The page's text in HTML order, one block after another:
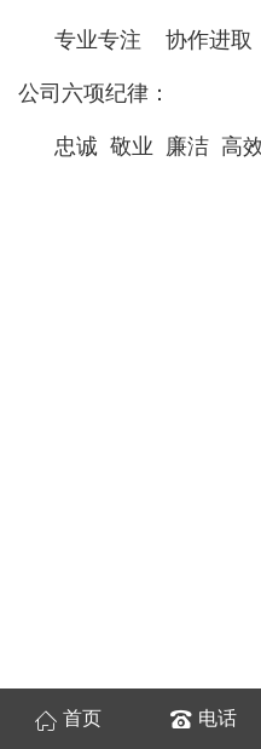
专业专注 协作进取
公司六项纪律：
忠诚 敬业 廉洁 高
首页 电话